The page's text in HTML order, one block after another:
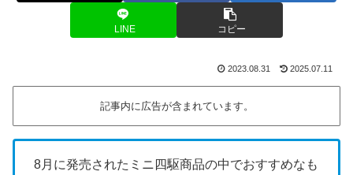
LINE コピー
2023.08.31 2025.07.11
記事内に広告が含まれています。
8月に発売されたミニ四駆商品の中でおすすめなも